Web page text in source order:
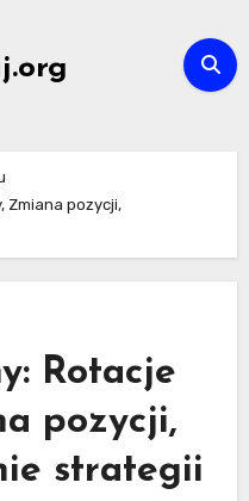
Zmiana pozycji,
Rotacje
pozycji,
strategii